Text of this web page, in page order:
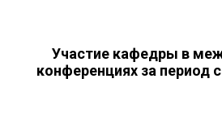
Участие кафедры в
конференциях за период